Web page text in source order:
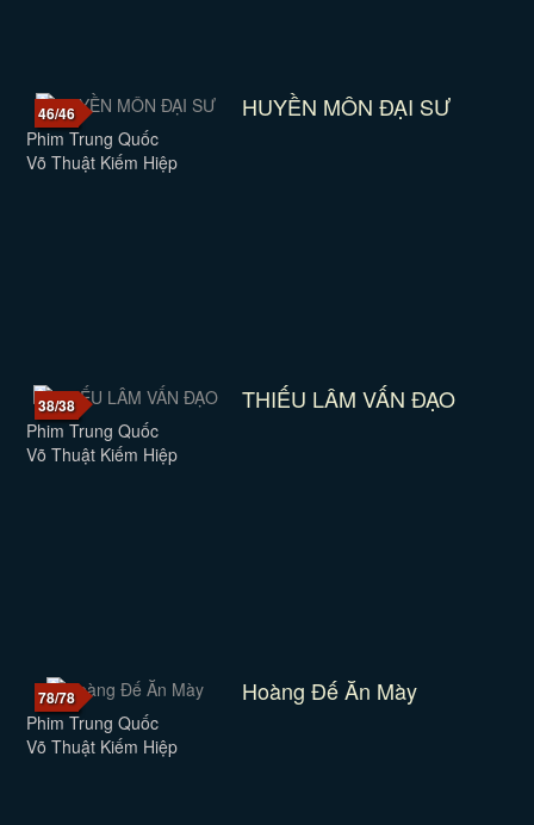
46/46 HUYỀN MÔN ĐẠI SƯ
Phim Trung Quốc
Võ Thuật Kiếm Hiệp
38/38 THIẾU LÂM VẤN ĐẠO
Phim Trung Quốc
Võ Thuật Kiếm Hiệp
78/78 Hoàng Đế Ăn Mày
Phim Trung Quốc
Võ Thuật Kiếm Hiệp